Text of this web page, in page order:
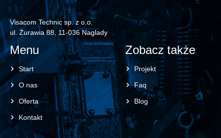
Visacom Technic sp. z o.o.
ul. Żurawia 88, 11-036 Naglady
Menu
Start
O nas
Oferta
Kontakt
Zobacz także
Projekt
Faq
Blog